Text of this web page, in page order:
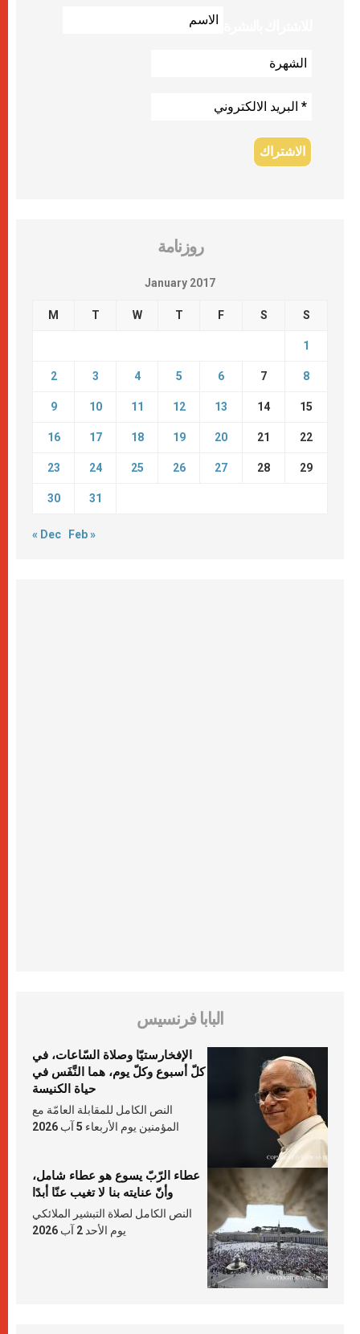
روزنامة
January 2017
M T W T F S S
1
2 3 4 5 6 7 8
9 10 11 12 13 14 15
16 17 18 19 20 21 22
23 24 25 26 27 28 29
30 31
« Dec Feb »
البابا فرنسيس
الإفخارستيّا وصلاة السّاعات، في
كلّ أسبوع وكلّ يوم، هما النَّفَس في
حياة الكنيسة
النص الكامل للمقابلة العامّة مع
المؤمنين يوم الأربعاء 5 آب 2026
عطاء الرّبّ يسوع هو عطاء شامل،
وأنّ عنايته بنا لا تغيب عنّا أبدًا
النص الكامل لصلاة التبشير الملائكي
يوم الأحد 2 آب 2026